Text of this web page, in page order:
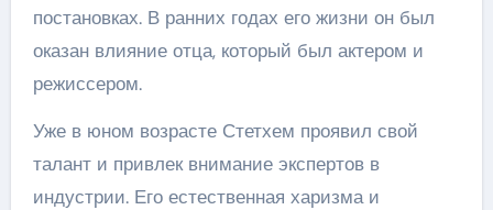
постановках. В ранних годах его жизни он был
оказан влияние отца, который был актером и
режиссером.
Уже в юном возрасте Стетхем проявил свой
талант и привлек внимание экспертов в
индустрии. Его естественная харизма и